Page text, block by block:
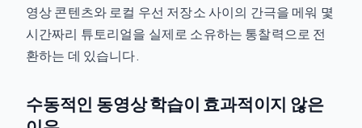
영상 콘텐츠와 로컬 우선 저장소 사이의 간극을 메워 몇
시간짜리 튜토리얼을 실제로 소유하는 통찰력으로 전
환하는 데 있습니다.
수동적인 동영상 학습이 효과적이지 않은